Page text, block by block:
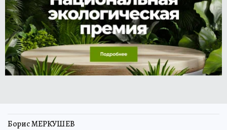
Борис МЕРКУШЕВ